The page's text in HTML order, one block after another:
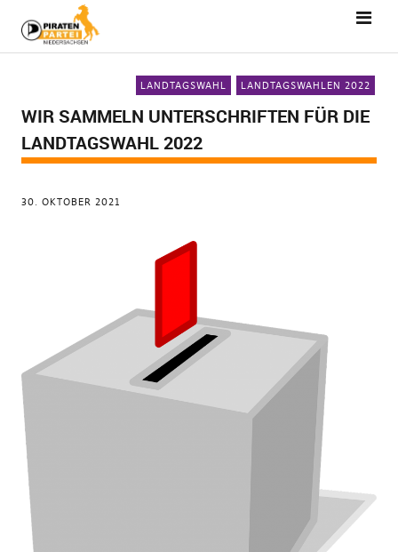
LANDTAGSWAHL LANDTAGSWAHLEN 2022
WIR SAMMELN UNTERSCHRIFTEN FÜR DIE
LANDTAGSWAHL 2022
30. OKTOBER 2021